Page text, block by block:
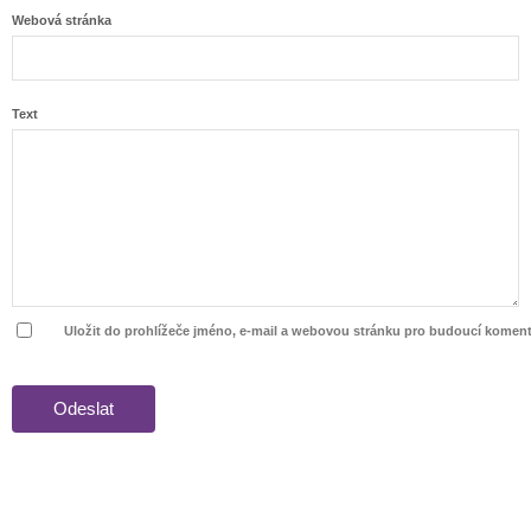
Webová stránka
Uložit do prohlížeče jméno, e-mail a webovou stránku pro budoucí
Text